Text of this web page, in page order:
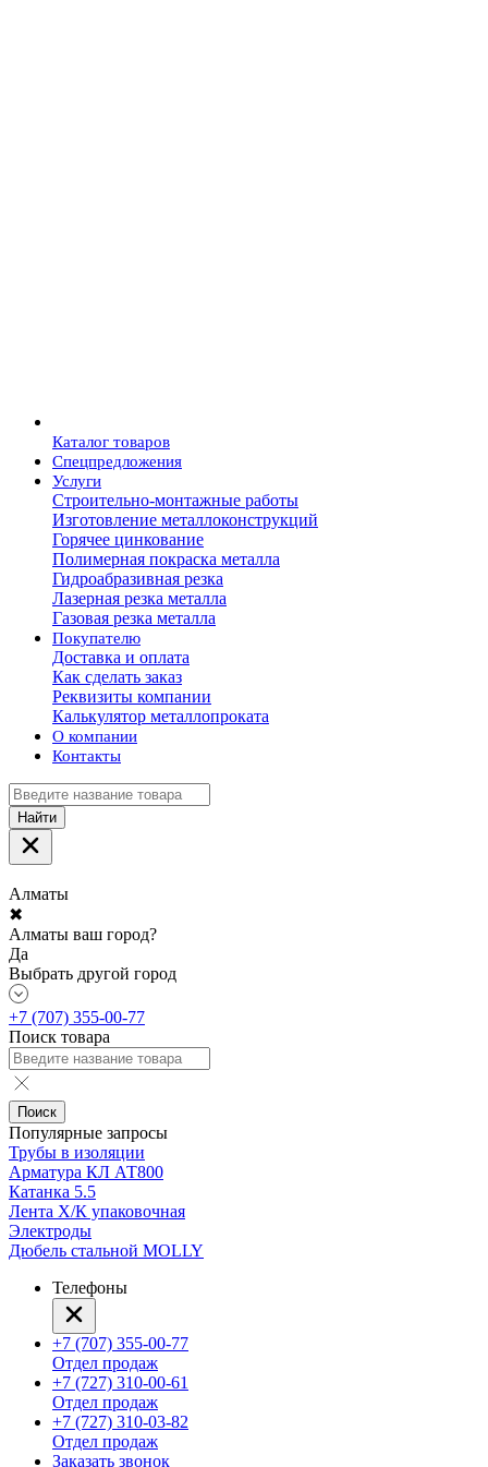
Каталог товаров
Спецпредложения
Услуги
Строительно-монтажные работы
Изготовление металлоконструкций
Горячее цинкование
Полимерная покраска металла
Гидроабразивная резка
Лазерная резка металла
Газовая резка металла
Покупателю
Доставка и оплата
Как сделать заказ
Реквизиты компании
Калькулятор металлопроката
О компании
Контакты
Найти
Алматы
✖
Алматы ваш город?
Да
Выбрать другой город
+7 (707) 355-00-77
Поиск товара
Поиск
Популярные запросы
Трубы в изоляции
Арматура КЛ АТ800
Катанка 5.5
Лента Х/К упаковочная
Электроды
Дюбель стальной MOLLY
Телефоны
+7 (707) 355-00-77
Отдел продаж
+7 (727) 310-00-61
Отдел продаж
+7 (727) 310-03-82
Отдел продаж
Заказать звонок